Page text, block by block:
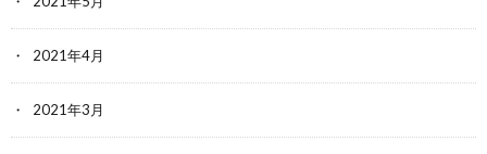
2021年4月
2021年3月